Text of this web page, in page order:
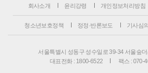
회사소개 윤리강령 개인정보처리방침
청소년보호정책 정정·반론보도 기사심
서울특별시 성동구 성수일로 39-34 서울숲
대표전화 : 1800-6522
팩스 : 070-